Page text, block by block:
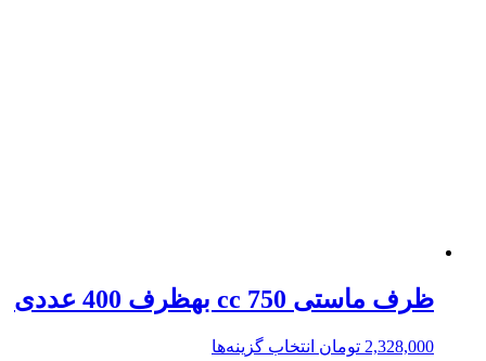
ظرف ماستی 750 cc بهظرف 400 عددی
2,328,000 تومان انتخاب گزینه‌ها